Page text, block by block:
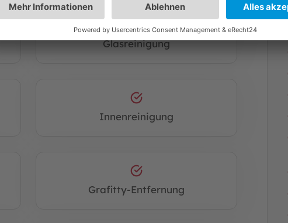
Glasreinigung
Innenreinigung
Grafitty-Entfernung